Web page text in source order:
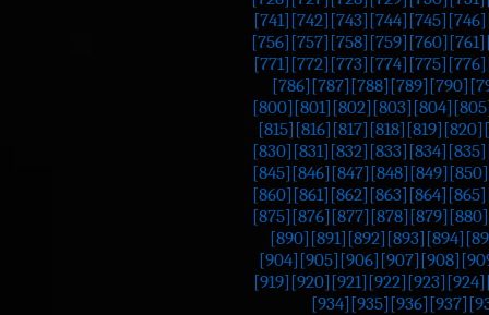
[741] [742] [743] [744] [745] [746]
[756] [757] [758] [759] [760] [761]
[771] [772] [773] [774] [775] [776]
[786] [787] [788] [789] [790]
[800] [801] [802] [803] [804]
[815] [816] [817] [818] [819] [820]
[830] [831] [832] [833] [834] [835]
[845] [846] [847] [848] [849] [850]
[860] [861] [862] [863] [864] [865]
[875] [876] [877] [878] [879] [880]
[890] [891] [892] [893] [894]
[904] [905] [906] [907] [908]
[919] [920] [921] [922] [923] [924]
[934] [935] [936] [937]